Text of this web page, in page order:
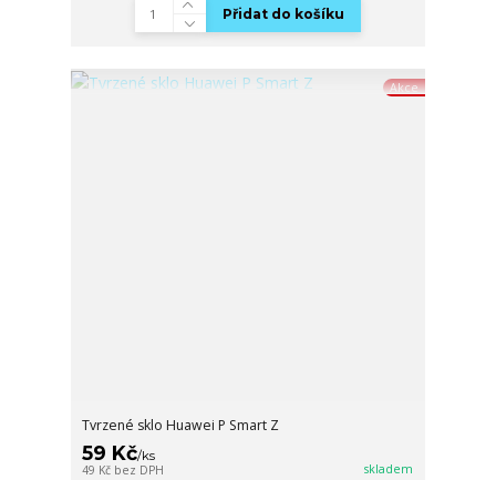
Přidat do košíku
Akce
Tvrzené sklo Huawei P Smart Z
59 Kč/ks
49 Kč bez DPH skladem